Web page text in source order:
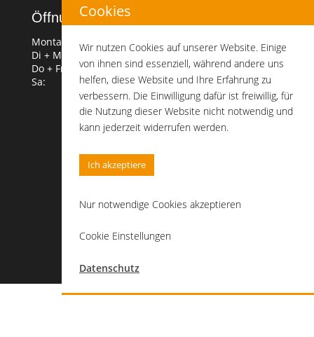
Öffnungszeiten
Montag:
geschlossen
Di + Mi:
8.30 – 20.00 Uhr
Do + Fr:
7.00 – 20.00 Uhr
Sa:
7.00 – 16.00 Uhr
Cookies
Wir nutzen Cookies auf unserer Website. Einige
von ihnen sind essenziell, während andere uns
helfen, diese Website und Ihre Erfahrung zu
verbessern. Die Einwilligung dafür ist freiwillig, für
die Nutzung dieser Website nicht notwendig und
kann jederzeit widerrufen werden.
Ich akzeptiere
Nur notwendige Cookies akzeptieren
Cookie Einstellungen
Datenschutz